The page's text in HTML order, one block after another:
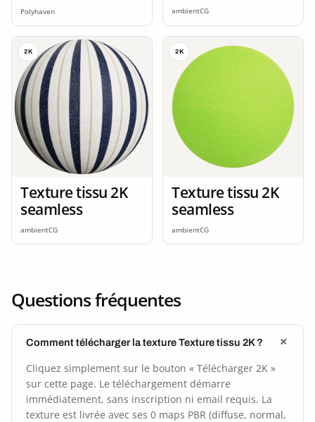
Polyhaven ambientCG
2K
Texture tissu 2K
seamless
ambientCG
2K
Texture tissu 2K
seamless
ambientCG
Questions fréquentes
Comment télécharger la texture Texture tissu 2K ?
Cliquez simplement sur le bouton « Télécharger 2K »
sur cette page. Le téléchargement démarre
immédiatement, sans inscription ni email requis. La
texture est livrée avec ses 0 maps PBR (diffuse, normal,